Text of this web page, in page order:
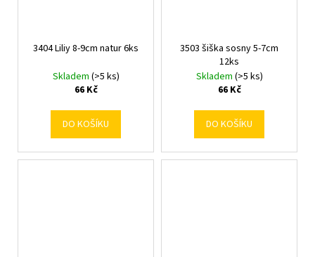
3404 Liliy 8-9cm natur 6ks
Skladem (>5 ks)
66 Kč
DO KOŠÍKU
3503 šiška sosny 5-7cm
12ks
Skladem (>5 ks)
66 Kč
DO KOŠÍKU